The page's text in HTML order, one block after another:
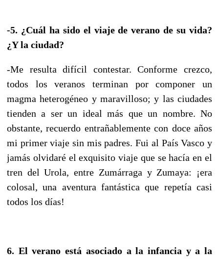
-5. ¿Cuál ha sido el viaje de verano de su vida?
¿Y la ciudad?
-Me resulta difícil contestar. Conforme crezco,
todos los veranos terminan por componer un
magma heterogéneo y maravilloso; y las ciudades
tienden a ser un ideal más que un nombre. No
obstante, recuerdo entrañablemente con doce años
mi primer viaje sin mis padres. Fui al País Vasco y
jamás olvidaré el exquisito viaje que se hacía en el
tren del Urola, entre Zumárraga y Zumaya: ¡era
colosal, una aventura fantástica que repetía casi
todos los días!
6. El verano está asociado a la infancia y a la